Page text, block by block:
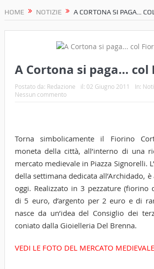
HOME NOTIZIE A CORTONA SI PAGA…
A Cortona si paga… col
Postato da: Redazione il: 02 Giugno 2011 In:
Nessun commento
Torna simbolicamente il Fiorino
moneta della città, all’interno di una
mercato medievale in Piazza Signorelli.
della settimana dedicata all’Archidado,
oggi. Realizzato in 3 pezzature (fiorino
di 5 euro, d’argento per 2 euro e di
nasce da un’idea del Consiglio dei
coniato dalla Gioielleria Del Brenna.
VEDI LE FOTO DEL MERCATO MEDIEVALE